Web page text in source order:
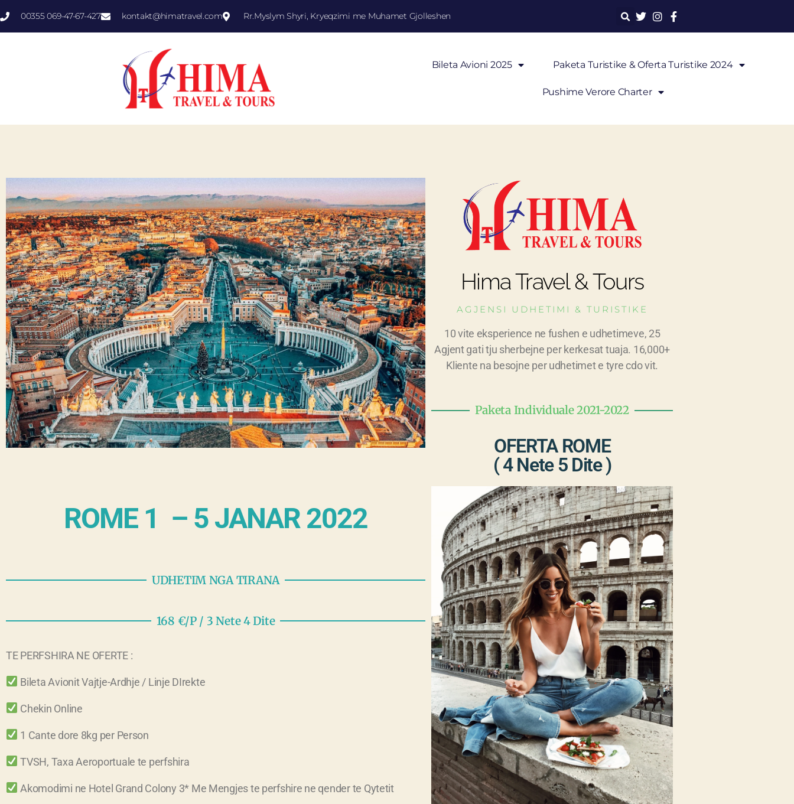
00355 069-47-67-427 kontakt@himatravel.com Rr.Myslym Shyri, Kryeqzimi me Muhamet Gjolleshen
Bileta Avioni 2025 Paketa Turistike & Oferta Turistike 2024
Pushime Verore Charter
ROME 1 – 5 JANAR 2022
UDHETIM NGA TIRANA
168 €/P / 3 Nete 4 Dite
TE PERFSHIRA NE OFERTE :
Bileta Avionit Vajtje-Ardhje / Linje DIrekte
Chekin Online
1 Cante dore 8kg per Person
TVSH, Taxa Aeroportuale te perfshira
Akomodimi ne Hotel Grand Colony 3* Me Mengjes te perfshire ne qender te Qytetit
Hima Travel & Tours
AGJENSI UDHETIMI & TURISTIKE
10 vite eksperience ne fushen e udhetimeve, 25
Agjent gati tju sherbejne per kerkesat tuaja. 16,000+
Kliente na besojne per udhetimet e tyre cdo vit.
Paketa Individuale 2021-2022
OFERTA ROME
( 4 Nete 5 Dite )